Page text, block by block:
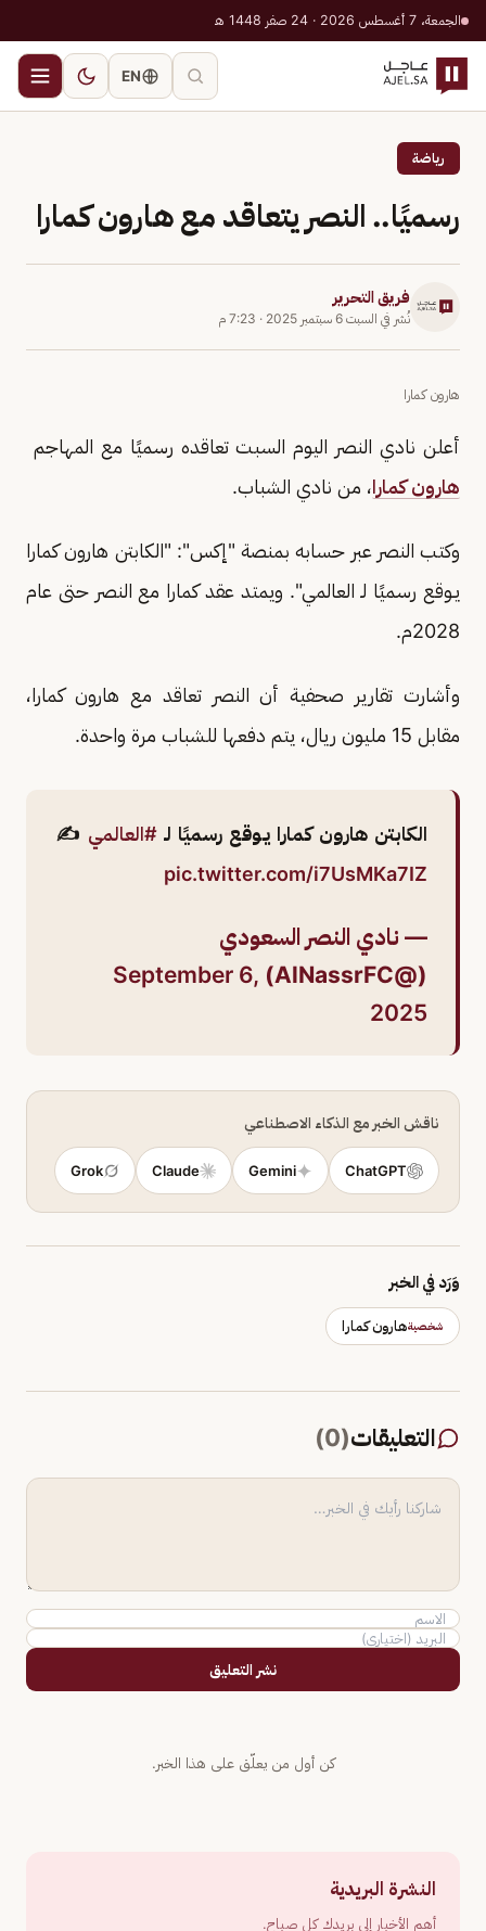
الجمعة، 7 أغسطس 2026 · 24 صفر 1448 هـ
EN
رياضة
رسميًا.. النصر يتعاقد مع هارون كمارا
فريق التحرير
نُشر في السبت 6 سبتمبر 2025 · 7:23 م
هارون كمارا
أعلن نادي النصر اليوم السبت تعاقده رسميًا مع المهاجم
هارون كمارا، من نادي الشباب.
وكتب النصر عبر حسابه بمنصة "إكس": "الكابتن هارون كمارا
يـوقع رسميًا لـ العالمي". ويمتد عقد كمارا مع النصر حتى عام
2028م.
وأشارت تقارير صحفية أن النصر تعاقد مع هارون كمارا،
مقابل 15 مليون ريال، يتم دفعها للشباب مرة واحدة.
الكابتن هارون كمارا يـوقع رسميًا لـ ⁧ #العالمي ⁩ ✍️
pic.twitter.com/i7UsMKa7IZ
— نادي النصر السعودي
(@AlNassrFC)
September 6,
2025
ناقش الخبر مع الذكاء الاصطناعي
ChatGPT
Gemini
Claude
Grok
وَرَد في الخبر
شخصيةهارون كمارا
التعليقات(
0
)
نشر التعليق
كن أول من يعلّق على هذا الخبر.
النشرة البريدية
أهم الأخبار إلى بريدك كل صباح.